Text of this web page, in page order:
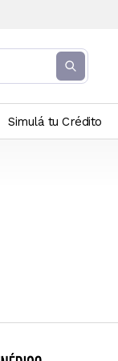
Simulá tu Crédito